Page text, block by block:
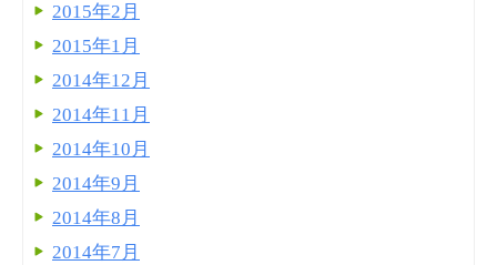
2015年2月
2015年1月
2014年12月
2014年11月
2014年10月
2014年9月
2014年8月
2014年7月